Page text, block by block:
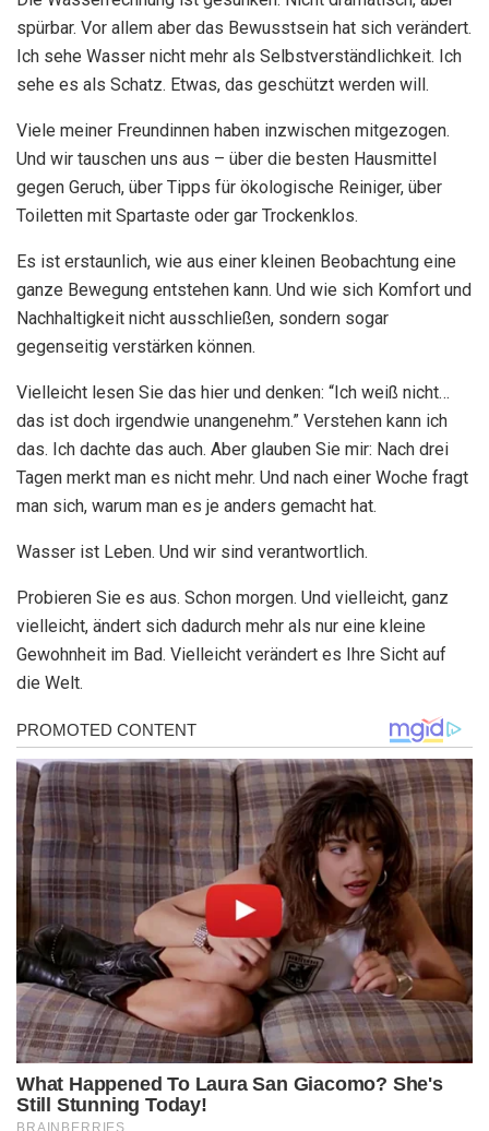
spürbar. Vor allem aber das Bewusstsein hat sich verändert.
Ich sehe Wasser nicht mehr als Selbstverständlichkeit. Ich
sehe es als Schatz. Etwas, das geschützt werden will.
Viele meiner Freundinnen haben inzwischen mitgezogen.
Und wir tauschen uns aus – über die besten Hausmittel
gegen Geruch, über Tipps für ökologische Reiniger, über
Toiletten mit Spartaste oder gar Trockenklos.
Es ist erstaunlich, wie aus einer kleinen Beobachtung eine
ganze Bewegung entstehen kann. Und wie sich Komfort und
Nachhaltigkeit nicht ausschließen, sondern sogar
gegenseitig verstärken können.
Vielleicht lesen Sie das hier und denken: “Ich weiß nicht…
das ist doch irgendwie unangenehm.” Verstehen kann ich
das. Ich dachte das auch. Aber glauben Sie mir: Nach drei
Tagen merkt man es nicht mehr. Und nach einer Woche fragt
man sich, warum man es je anders gemacht hat.
Wasser ist Leben. Und wir sind verantwortlich.
Probieren Sie es aus. Schon morgen. Und vielleicht, ganz
vielleicht, ändert sich dadurch mehr als nur eine kleine
Gewohnheit im Bad. Vielleicht verändert es Ihre Sicht auf
die Welt.